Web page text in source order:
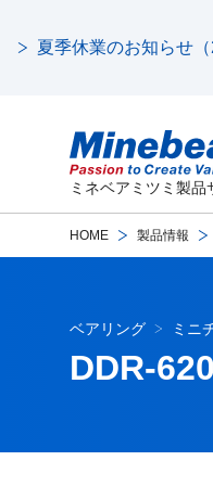
夏季休業のお知らせ
ミネベアミツミ製品
HOME 製品情報
ベアリング ミニ
DDR-